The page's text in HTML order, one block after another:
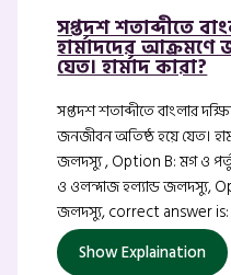
সপ্তদশ শতাব্দীতে
হার্মাদদের
যেত। হার্মাদ কারা?
সপ্তদশ শতাব্দীতে বাংলার
জনজীবন অতিষ্ঠ হয়ে যেত।
জলদস্যু , Option B: মগ ও
ও ওলন্দাজ হল্যান্ড জলদস্যু,
জলদস্যু, correct answer
Show Explaination